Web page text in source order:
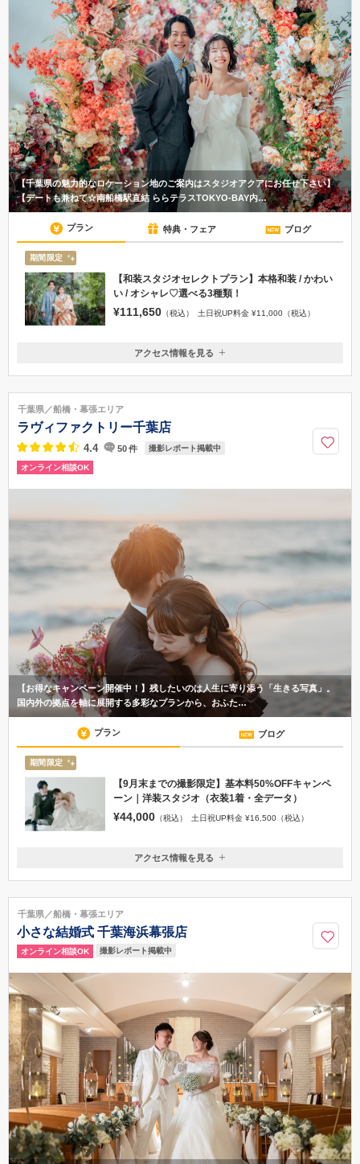
【千葉県の魅力的なロケーション地のご案内はスタジオアクアにお任せ下さい】
【デートも兼ねて☆南船橋駅直結 ららテラスTOKYO-BAY内…
プラン 特典・フェア ブログ
期間限定
【和装スタジオセレクトプラン】本格和装 / かわい
い / オシャレ♡選べる3種類！
¥111,650 （税込） 土日祝UP料金 ¥11,000（税込）
千葉県船橋市若松2丁目2番1号 ららテラスTOKYO-BAY 2階
047-407-1367
アクセス情報を見る
千葉県／船橋・幕張エリア
ラヴィファクトリー千葉店
4.4 50件 撮影レポート掲載中
オンライン相談OK
【お得なキャンペーン開催中！】残したいのは人生に寄り添う「生きる写真」。
国内外の拠点を軸に展開する多彩なプランから、おふた…
プラン ブログ
期間限定
【9月末までの撮影限定】基本料50%OFFキャンペ
ーン｜洋装スタジオ（衣装1着・全データ）
¥44,000 （税込） 土日祝UP料金 ¥16,500（税込）
千葉県千葉市美浜区中瀬2-6-1 WBGマリブイースト2F
043-350-0701
アクセス情報を見る
千葉県／船橋・幕張エリア
小さな結婚式 千葉海浜幕張店
オンライン相談OK 撮影レポート掲載中